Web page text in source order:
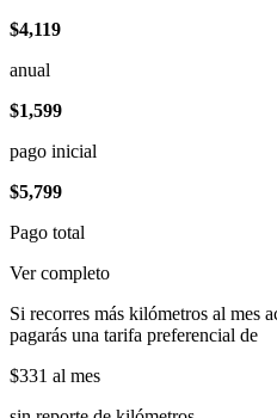
$4,119
anual
$1,599
pago inicial
$5,799
Pago total
Ver completo
Si recorres más kilómetros al mes
pagarás una tarifa preferencial de
$331 al mes